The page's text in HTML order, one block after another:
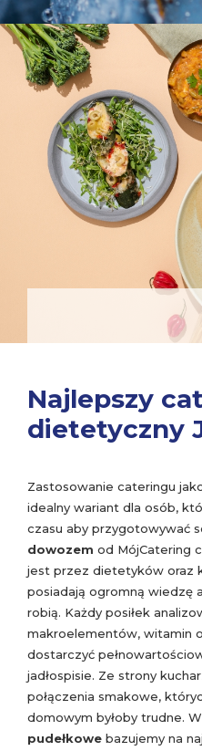
Najlepszy
dietetyczny
Zastosowanie cateringu
idealny wariant dla osób,
czasu aby przygotowywać
dowozem od MójCatering
jest przez dietetyków oraz
posiadają ogromną wiedzę
robią. Każdy posiłek
makroelementów, witamin
dostarczyć
jadłospisie. Ze strony
połączenia smakowe,
domowym byłoby trudne.
pudełkowe bazujemy na